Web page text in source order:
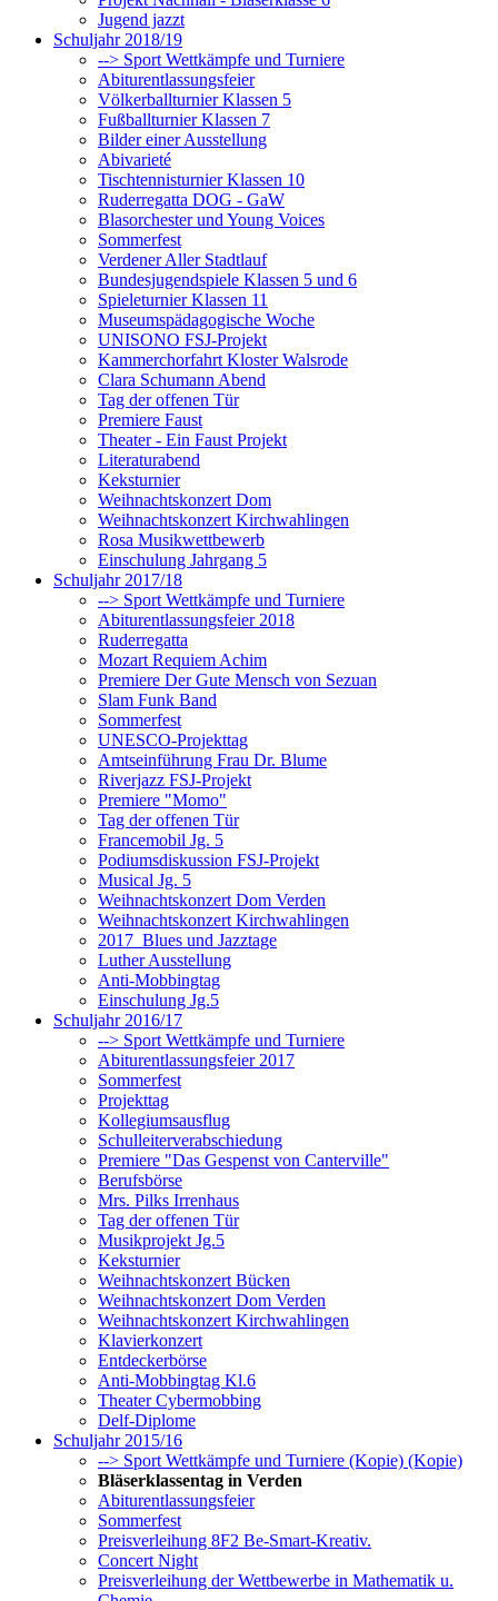
Jugend jazzt
Schuljahr 2018/19
--> Sport Wettkämpfe und Turniere
Abiturentlassungsfeier
Völkerballturnier Klassen 5
Fußballturnier Klassen 7
Bilder einer Ausstellung
Abivarieté
Tischtennisturnier Klassen 10
Ruderregatta DOG - GaW
Blasorchester und Young Voices
Sommerfest
Verdener Aller Stadtlauf
Bundesjugendspiele Klassen 5 und 6
Spieleturnier Klassen 11
Museumspädagogische Woche
UNISONO FSJ-Projekt
Kammerchorfahrt Kloster Walsrode
Clara Schumann Abend
Tag der offenen Tür
Premiere Faust
Theater - Ein Faust Projekt
Literaturabend
Keksturnier
Weihnachtskonzert Dom
Weihnachtskonzert Kirchwahlingen
Rosa Musikwettbewerb
Einschulung Jahrgang 5
Schuljahr 2017/18
--> Sport Wettkämpfe und Turniere
Abiturentlassungsfeier 2018
Ruderregatta
Mozart Requiem Achim
Premiere Der Gute Mensch von Sezuan
Slam Funk Band
Sommerfest
UNESCO-Projekttag
Amtseinführung Frau Dr. Blume
Riverjazz FSJ-Projekt
Premiere "Momo"
Tag der offenen Tür
Francemobil Jg. 5
Podiumsdiskussion FSJ-Projekt
Musical Jg. 5
Weihnachtskonzert Dom Verden
Weihnachtskonzert Kirchwahlingen
2017_Blues und Jazztage
Luther Ausstellung
Anti-Mobbingtag
Einschulung Jg.5
Schuljahr 2016/17
--> Sport Wettkämpfe und Turniere
Abiturentlassungsfeier 2017
Sommerfest
Projekttag
Kollegiumsausflug
Schulleiterverabschiedung
Premiere "Das Gespenst von Canterville"
Berufsbörse
Mrs. Pilks Irrenhaus
Tag der offenen Tür
Musikprojekt Jg.5
Keksturnier
Weihnachtskonzert Bücken
Weihnachtskonzert Dom Verden
Weihnachtskonzert Kirchwahlingen
Klavierkonzert
Entdeckerbörse
Anti-Mobbingtag Kl.6
Theater Cybermobbing
Delf-Diplome
Schuljahr 2015/16
--> Sport Wettkämpfe und Turniere (Kopie) (Kopie)
Bläserklassentag in Verden
Abiturentlassungsfeier
Sommerfest
Preisverleihung 8F2 Be-Smart-Kreativ.
Concert Night
Preisverleihung der Wettbewerbe in Mathematik u.